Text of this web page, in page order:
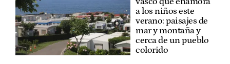
a los niños este
verano: paisajes de
mar y montaña y
cerca de un pueblo
colorido